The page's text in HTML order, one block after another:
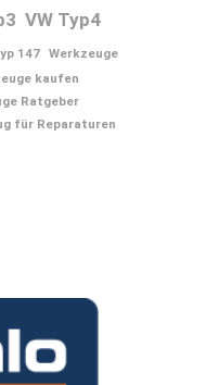
VW Typ4
147 Werkzeuge
kaufen
Ratgeber
für Reparaturen